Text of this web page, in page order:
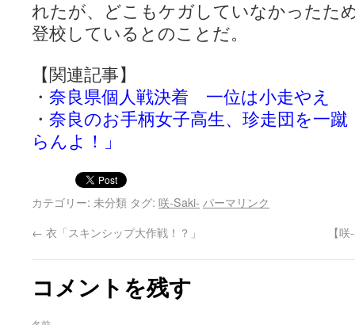
れたが、どこもケガしていなかったた
登校しているとのことだ。
【関連記事】
・ 奈良県個人戦決着 一位は小走やえ
・ 奈良のお手柄女子高生、珍走団を一
らんよ！」
カテゴリー: 未分類 タグ: 咲-Saki- パーマリンク
← 衣「スキンシップ大作戦！？」 【
コメントを残す